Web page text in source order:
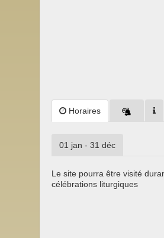
Horaires
01 jan - 31 déc
Le site pourra être visité
célébrations liturgiques